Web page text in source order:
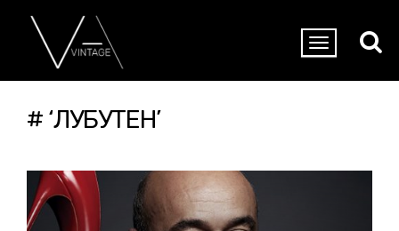
# ‘ЛУБУТЕН’